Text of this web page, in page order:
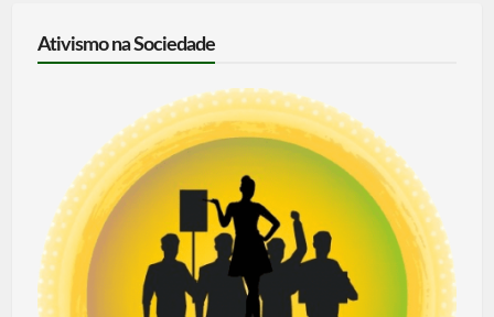
Ativismo na Sociedade